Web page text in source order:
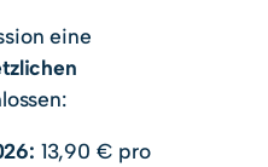
eine
13,90 € pro